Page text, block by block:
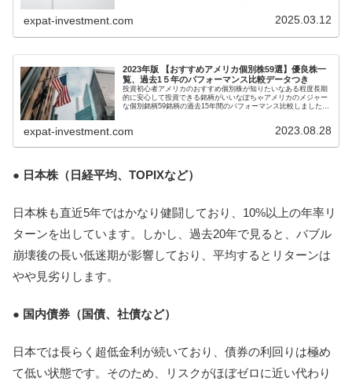
expat-investment.com 2025.03.12
2023年版 【おすすめアメリカ個別株59選】優良株一
覧、過去1５年のパフォーマンス比較データつき
投資初心者アメリカのおすすめ個別株が知りたいなある程度長期
的に安心して投資できる銘柄がいいなぽちゃアメリカのメジャー
な個別銘柄59銘柄の過去15年間のパフォーマンス比較しましたの
expat-investment.com 2023.08.28
● 日本株（日経平均、TOPIXなど）
日本株も直近5年ではかなり健闘しており、10%以上の年率リ
ターンを出しています。しかし、過去20年で見ると、バブル
崩壊後の長い低迷期が影響しており、平均するとリターンは
やや見劣りします。
● 国内債券（国債、社債など）
日本では長らく超低金利が続いており、債券の利回りは極め
て低い状態です。そのため、リスクがほぼゼロに近い代わり